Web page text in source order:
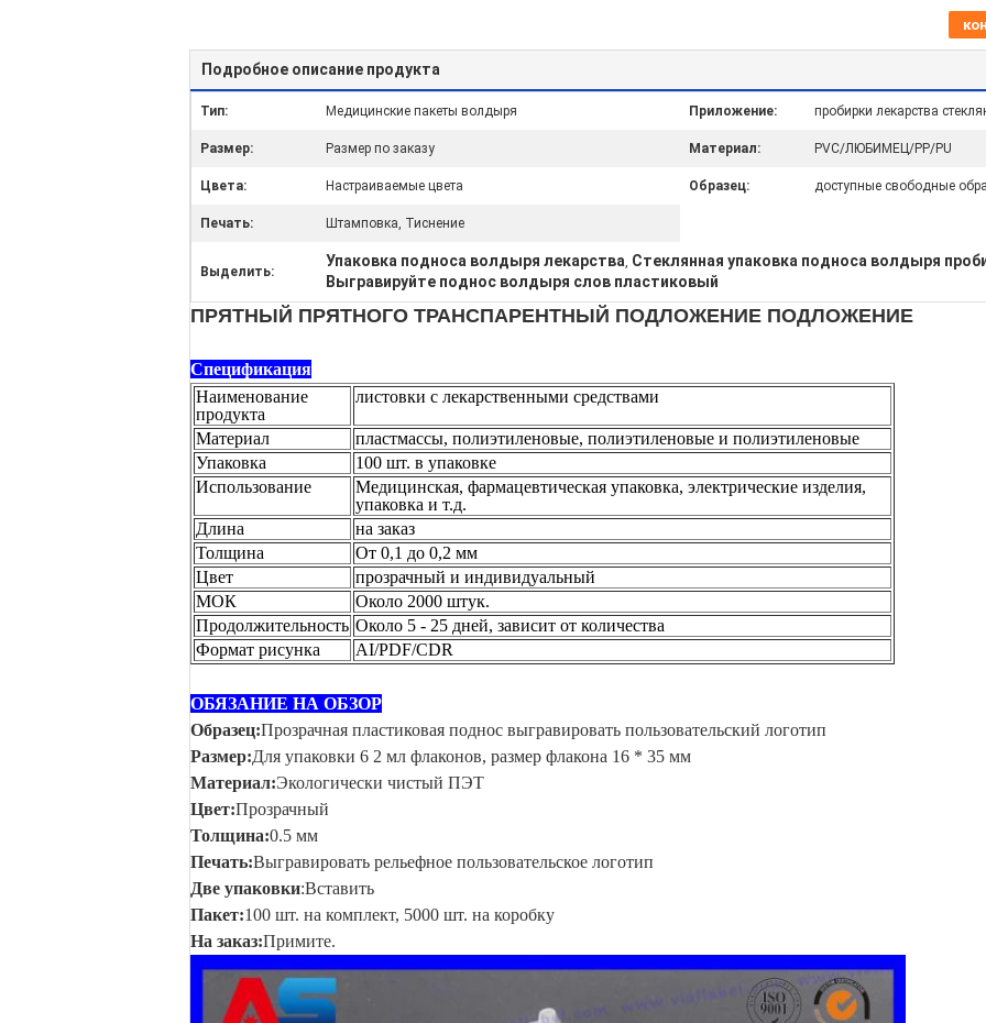
Подробное описание продукта
Тип: Медицинские пакеты волдыря Приложение: пробирки лекарства
Размер: Размер по заказу Материал: PVC/ЛЮБИМЕЦ/PP/PU
Цвета: Настраиваемые цвета Образец: доступные свободные
Печать: Штамповка, Тиснение
Выделить:
Упаковка подноса волдыря лекарства, Стеклянная упаковка подноса волдыря
Выгравируйте поднос волдыря слов пластиковый
ПРЯТНЫЙ ПРЯТНОГО ТРАНСПАРЕНТНЫЙ ПОДЛОЖЕНИЕ ПОДЛОЖЕНИЕ
Спецификация
Наименование
продукта
листовки с лекарственными средствами
Материал
пластмассы, полиэтиленовые, полиэтиленовые и полиэтиленовые
Упаковка
100 шт. в упаковке
Использование
Медицинская, фармацевтическая упаковка, электрические изделия,
упаковка и т.д.
Длина
на заказ
Толщина
От 0,1 до 0,2 мм
Цвет
прозрачный и индивидуальный
МОК
Около 2000 штук.
Продолжительность Около 5 - 25 дней, зависит от количества
Формат рисунка
AI/PDF/CDR
ОБЯЗАНИЕ НА ОБЗОР
Образец:Прозрачная пластиковая поднос выгравировать пользовательский логотип
Размер:Для упаковки 6 2 мл флаконов, размер флакона 16 * 35 мм
Материал:Экологически чистый ПЭТ
Цвет:Прозрачный
Толщина:0.5 мм
Печать:Выгравировать рельефное пользовательское логотип
Две упаковки:Вставить
Пакет:100 шт. на комплект, 5000 шт. на коробку
На заказ:Примите.